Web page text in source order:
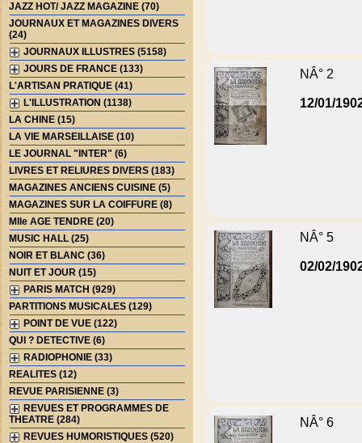
JAZZ HOT/ JAZZ MAGAZINE (70)
JOURNAUX ET MAGAZINES DIVERS
(24)
JOURNAUX ILLUSTRES (5158)
JOURS DE FRANCE (133)
L'ARTISAN PRATIQUE (41)
L'ILLUSTRATION (1138)
LA CHINE (15)
LA VIE MARSEILLAISE (10)
LE JOURNAL "INTER" (6)
LIVRES ET RELIURES DIVERS (183)
MAGAZINES ANCIENS CUISINE (5)
MAGAZINES SUR LA COIFFURE (8)
Mlle AGE TENDRE (20)
MUSIC HALL (25)
NOIR ET BLANC (36)
NUIT ET JOUR (15)
PARIS MATCH (929)
PARTITIONS MUSICALES (129)
POINT DE VUE (122)
QUI ? DETECTIVE (6)
RADIOPHONIE (33)
REALITES (12)
REVUE PARISIENNE (3)
REVUES ET PROGRAMMES DE
THEATRE (284)
REVUES HUMORISTIQUES (520)
NÂ° 2
12/01/
NÂ° 5
02/02/
NÂ° 6